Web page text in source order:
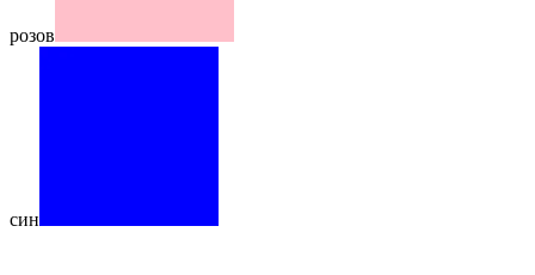
розов
син